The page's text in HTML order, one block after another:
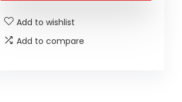
Add to wishlist
Add to compare